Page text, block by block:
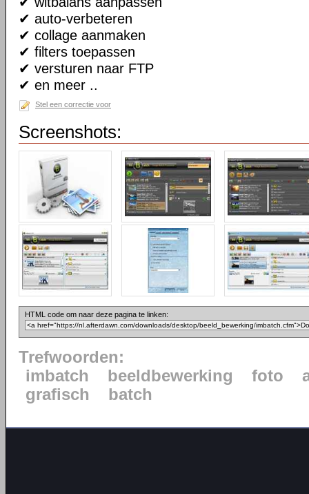
✔ auto-verbeteren
✔ collage aanmaken
✔ filters toepassen
✔ versturen naar FTP
✔ en meer ..
Stel een correctie voor
Screenshots:
HTML code om naar deze pagina te linken:
Trefwoorden:
imbatch
beeldbewerking foto
grafisch
batch